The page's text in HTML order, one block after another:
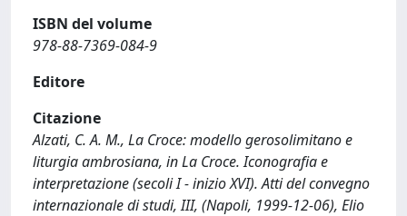
ISBN del volume
978-88-7369-084-9
Editore
Citazione
Alzati, C. A. M., La Croce: modello gerosolimitano e
liturgia ambrosiana, in La Croce. Iconografia e
interpretazione (secoli I - inizio XVI). Atti del convegno
internazionale di studi, III, (Napoli, 1999-12-06), Elio